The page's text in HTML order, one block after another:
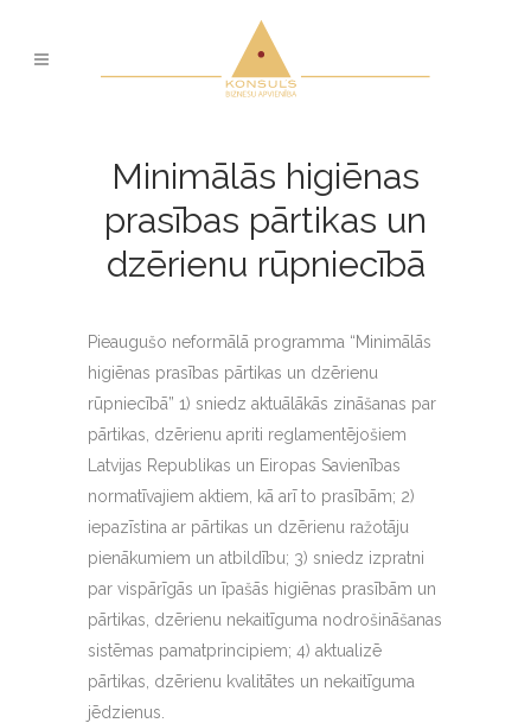
Minimālās higiēnas
prasības pārtikas un
dzērienu rūpniecībā
Pieaugušo neformālā programma “Minimālās
higiēnas prasības pārtikas un dzērienu
rūpniecībā” 1) sniedz aktuālākās zināšanas par
pārtikas, dzērienu apriti reglamentējošiem
Latvijas Republikas un Eiropas Savienības
normatīvajiem aktiem, kā arī to prasībām; 2)
iepazīstina ar pārtikas un dzērienu ražotāju
pienākumiem un atbildību; 3) sniedz izpratni
par vispārīgās un īpašās higiēnas prasībām un
pārtikas, dzērienu nekaitīguma nodrošināšanas
sistēmas pamatprincipiem; 4) aktualizē
pārtikas, dzērienu kvalitātes un nekaitīguma
jēdzienus.